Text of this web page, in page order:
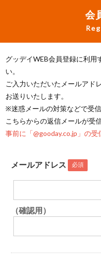
会
グッデイWEB会員登録に利用
い。
ご入力いただいたメールアド
お送りいたします。
※迷惑メールの対策などで受
こちらからの返信メールが受
事前に「@gooday.co.jp」の受
メールアドレス 必須
（確認用）